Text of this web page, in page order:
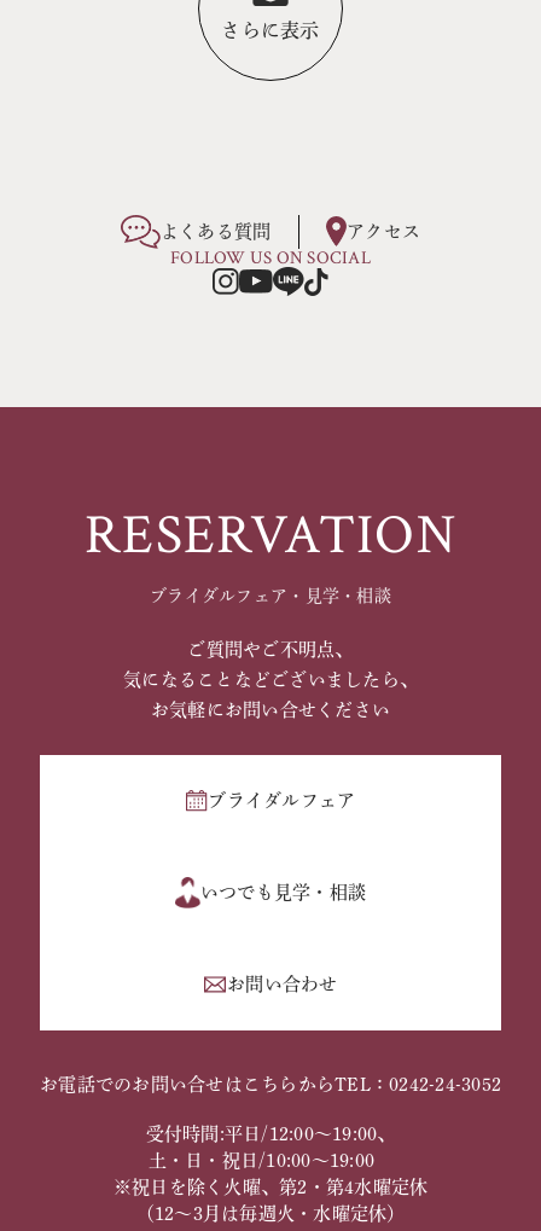
さらに表示
よくある質問 アクセス
FOLLOW US ON SOCIAL
RESERVATION
ブライダルフェア・見学・相談
ご質問やご不明点、
気になることなどございましたら、
お気軽にお問い合せください
ブライダルフェア
いつでも見学・相談
お問い合わせ
お電話でのお問い合せはこちらからTEL：0242-24-3052
受付時間:平日/12:00～19:00、
土・日・祝日/10:00～19:00
※祝日を除く火曜、第2・第4水曜定休
（12～3月は毎週火・水曜定休）